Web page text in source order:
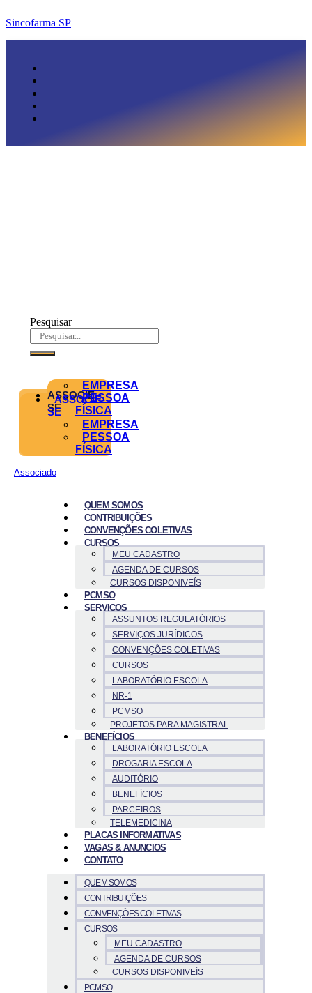
Sincofarma SP
Pesquisar
ASSOCIE-
SE
EMPRESA
PESSOA
FÍSICA
ASSOCIE-
SE
EMPRESA
PESSOA
FÍSICA
Associado
QUEM SOMOS
CONTRIBUIÇÕES
CONVENÇÕES COLETIVAS
CURSOS
MEU CADASTRO
AGENDA DE CURSOS
CURSOS DISPONIVEÍS
PCMSO
SERVICOS
ASSUNTOS REGULATÓRIOS
SERVIÇOS JURÍDICOS
CONVENÇÕES COLETIVAS
CURSOS
LABORATÓRIO ESCOLA
NR-1
PCMSO
PROJETOS PARA MAGISTRAL
BENEFÍCIOS
LABORATÓRIO ESCOLA
DROGARIA ESCOLA
AUDITÓRIO
BENEFÍCIOS
PARCEIROS
TELEMEDICINA
PLACAS INFORMATIVAS
VAGAS & ANUNCIOS
CONTATO
QUEM SOMOS
CONTRIBUIÇÕES
CONVENÇÕES COLETIVAS
CURSOS
MEU CADASTRO
AGENDA DE CURSOS
CURSOS DISPONIVEÍS
PCMSO